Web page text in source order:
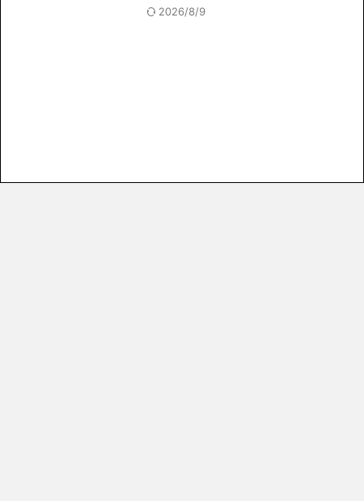
2026/8/9